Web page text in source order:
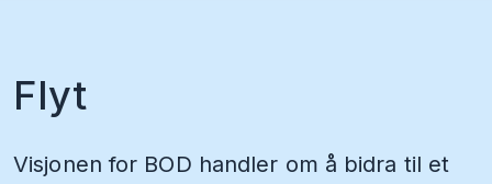
Flyt
Visjonen for BOD handler om å bidra til et